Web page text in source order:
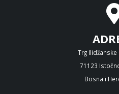
Trg
71123
Bosna i